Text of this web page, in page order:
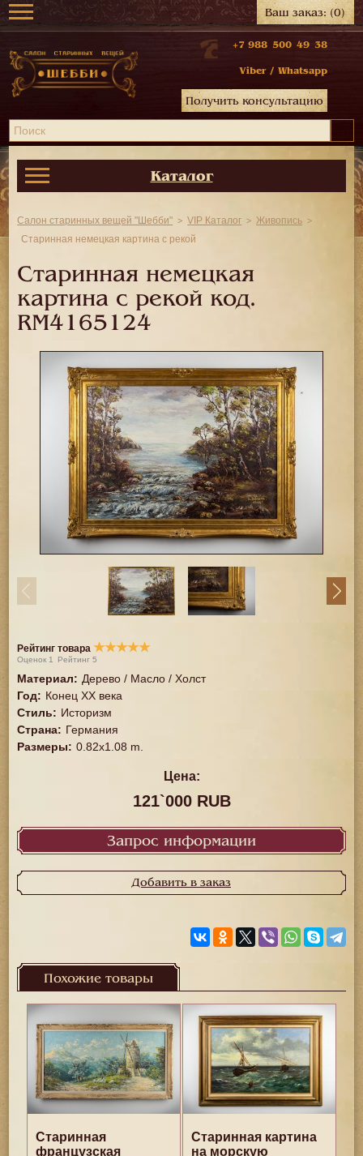
Ваш заказ:(0)
+7 988 500 49 38
Viber / Whatsapp
Получить консультацию
Каталог
Салон старинных вещей "Шебби" VIP Каталог
Живопись
Старинная немецкая картина с рекой
Старинная немецкая
картина с рекой код.
RM4165124
Рейтинг товара ★★★★★
Оценок 1 Рейтинг5
Материал: Дерево / Масло / Холст
Год: Конец XX векa
Стиль: Историзм
Страна: Германия
Размеры: 0.82x1.08 m.
Цена:
121`000 RUB
Запрос информации
Добавить в заказ
Похожие товары
Старинная
французская
Старинная картина
на морскую